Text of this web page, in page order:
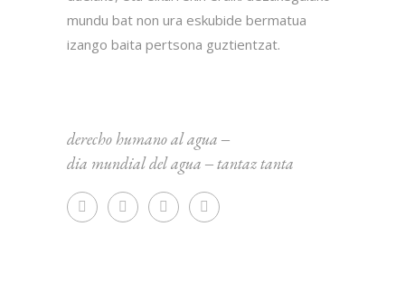
mundu bat non ura eskubide bermatua
izango baita pertsona guztientzat.
derecho humano al agua ‒
dia mundial del agua ‒tantaz tanta